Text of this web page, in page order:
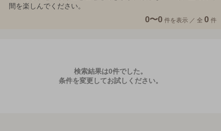
間を楽しんでください。
0〜0 件を表示 ／ 全 0 件
検索結果は0件でした。
条件を変更してお試しください。